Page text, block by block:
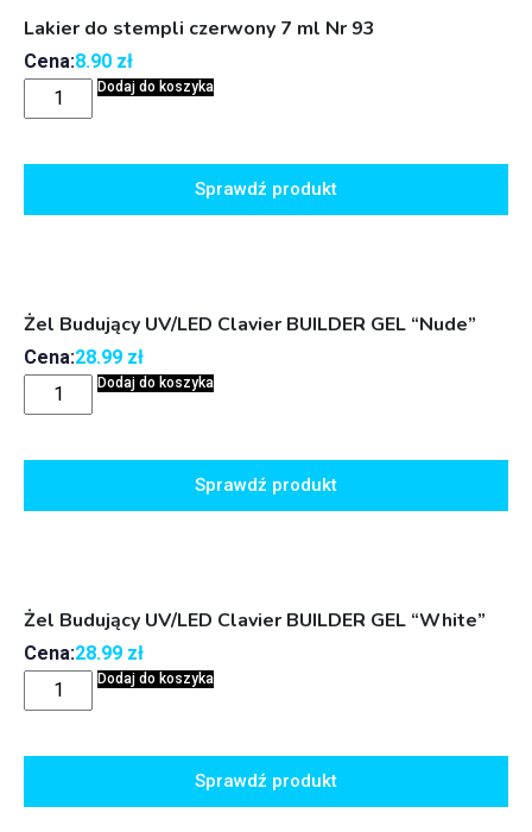
Lakier do stempli czerwony 7 ml Nr 93
Cena:8.90 zł
Dodaj do koszyka
Sprawdź produkt
Żel Budujący UV/LED Clavier BUILDER GEL “Nude”
Cena:28.99 zł
Dodaj do koszyka
Sprawdź produkt
Żel Budujący UV/LED Clavier BUILDER GEL “White”
Cena:28.99 zł
Dodaj do koszyka
Sprawdź produkt